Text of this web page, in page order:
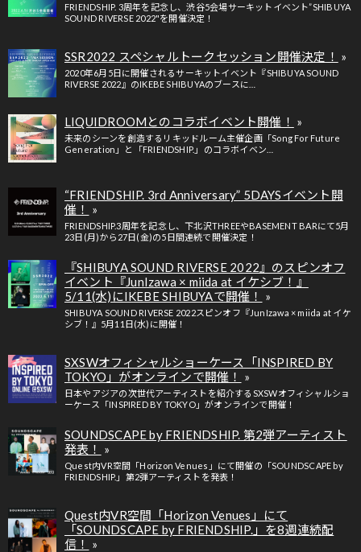
FRIENDSHIP. 3周年を記念し、渋谷5会場サーキットイベント”SHIBUYA
SOUND RIVERSE 2022"を開催決定！
SSR2022 スペシャルトークセッション開催決定！
2020年6月5日に開催されるサーキットイベント『SHIBUYA SOUND
RIVERSE 2022』のIKEBE SHIBUYAのブースに…
LIQUIDROOMとのコラボイベント開催！
未来のシーンを創造するリキッドルーム主催企画「Song For Future
Generation」と「FRIENDSHIP.」のコラボイベン…
“FRIENDSHIP. 3rd Anniversary” 5DAYSイベント開
催！
FRIENDSHIP.3周年を記念し、下北沢THREEやBASEMENT BARにて5月
23日(月)から27日(金)の5日間連続で開催決定！
『SHIBUYA SOUND RIVERSE 2022』のスピンオフ
イベント『JunIzawa × miida at イケシブ！』
5/11(水)にIKEBE SHIBUYAで開催！
SHIBUYA SOUND RIVERSE 2022スピンオフ『JunIzawa × miida at イケ
シブ！』5月11日(水)に開催！
SXSWオフィシャルショーケース「INSPIRED BY
TOKYO」がオンラインで開催！
日本やアジアの次世代アーティストを紹介するSXSWオフィシャルショ
ーケース「INSPIRED BY TOKYO」がオンラインで開催！
SOUNDSCAPE by FRIENDSHIP. 第2弾アーティスト
発表！
Quest内VR空間「Horizon Venues」にて開催の「SOUNDSCAPE by
FRIENDSHIP.」第2弾アーティストを発表！
Quest内VR空間「Horizon Venues」にて
「SOUNDSCAPE by FRIENDSHIP.」を8週連続配
信！